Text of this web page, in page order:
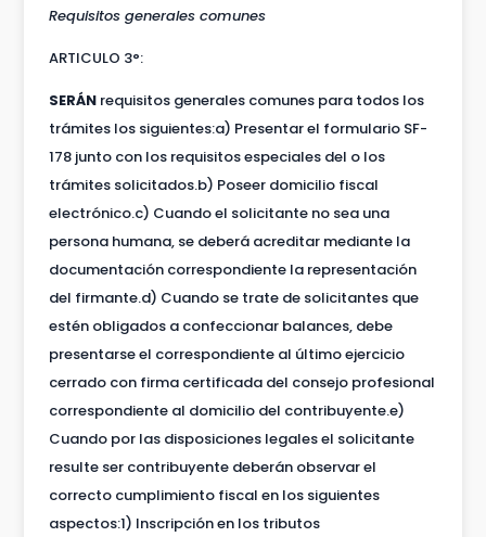
Requisitos generales comunes
ARTICULO 3°:
SERÁNrequisitos generales comunes para todos los
trámites los siguientes:a) Presentar el formulario SF-
178 junto con los requisitos especiales del o los
trámites solicitados.b) Poseer domicilio fiscal
electrónico.c) Cuando el solicitante no sea una
persona humana, se deberá acreditar mediante la
documentación correspondiente la representación
del firmante.d) Cuando se trate de solicitantes que
estén obligados a confeccionar balances, debe
presentarse el correspondiente al último ejercicio
cerrado con firma certificada del consejo profesional
correspondiente al domicilio del contribuyente.e)
Cuando por las disposiciones legales el solicitante
resulte ser contribuyente deberán observar el
correcto cumplimiento fiscal en los siguientes
aspectos:1) Inscripción en los tributos